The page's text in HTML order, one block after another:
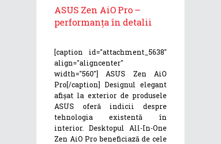
ASUS Zen AiO Pro –
performanța în detalii
[caption id="attachment_5638"
align="aligncenter"
width="560"] ASUS Zen AiO
Pro[/caption] Designul elegant
afișat la exterior de produsele
ASUS oferă indicii despre
tehnologia existentă în
interior. Desktopul All-In-One
Zen AiO Pro beneficiază de cele